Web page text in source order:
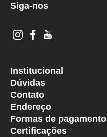
Siga-nos
Institucional
Dúvidas
Contato
Endereço
Formas de pagamento
Certificações